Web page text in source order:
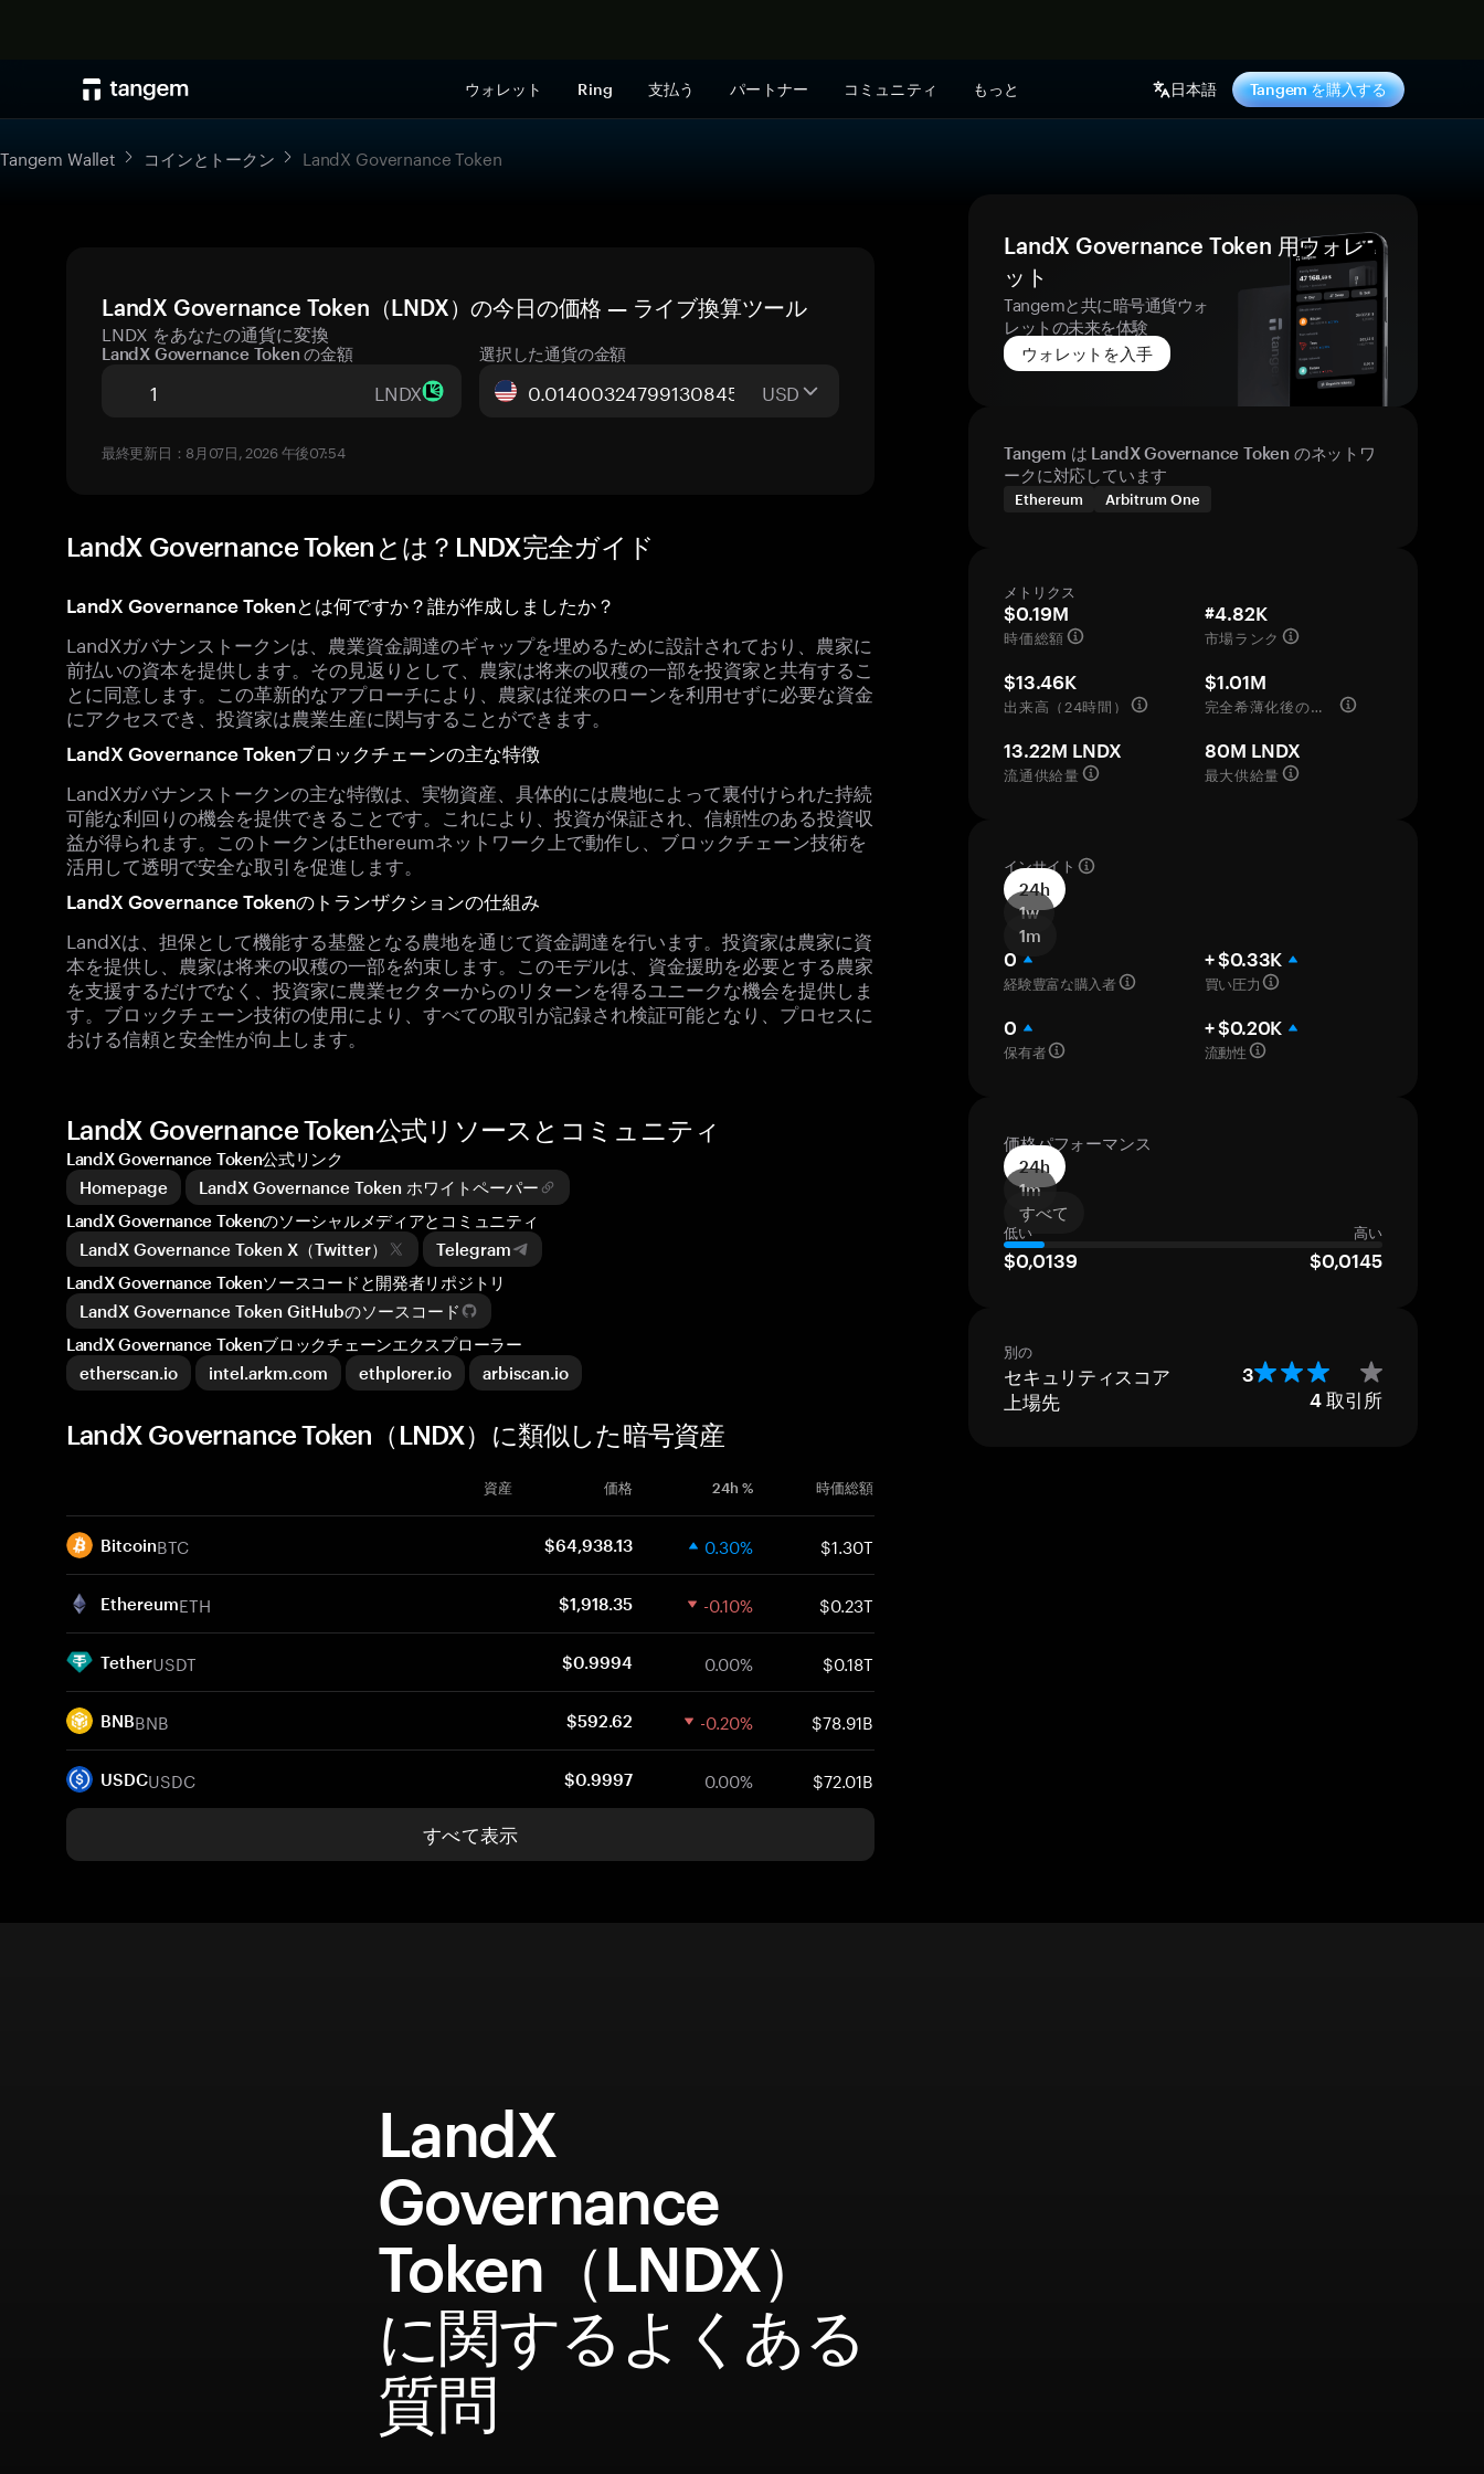
ウォレット Ring 支払う パートナー コミュニティ もっと 日本語 Tangem を購入する
Tangem Wallet コインとトークン LandX Governance Token
LandX Governance Token（LNDX）の今日の価格 — ライブ換算ツール
LNDX をあなたの通貨に変換
LandX Governance Token の金額
LNDX
選択した通貨の金額
USD
最終更新日：8月07日, 2026 午後07:54
LandX Governance Tokenとは？LNDX完全ガイド
LandX Governance Tokenとは何ですか？誰が作成しましたか？
LandXガバナンストークンは、農業資金調達のギャップを埋めるために設計されており、農家に
前払いの資本を提供します。その見返りとして、農家は将来の収穫の一部を投資家と共有するこ
とに同意します。この革新的なアプローチにより、農家は従来のローンを利用せずに必要な資金
にアクセスでき、投資家は農業生産に関与することができます。
LandX Governance Tokenブロックチェーンの主な特徴
LandXガバナンストークンの主な特徴は、実物資産、具体的には農地によって裏付けられた持続
可能な利回りの機会を提供できることです。これにより、投資が保証され、信頼性のある投資収
益が得られます。このトークンはEthereumネットワーク上で動作し、ブロックチェーン技術を
活用して透明で安全な取引を促進します。
LandX Governance Tokenのトランザクションの仕組み
LandXは、担保として機能する基盤となる農地を通じて資金調達を行います。投資家は農家に資
本を提供し、農家は将来の収穫の一部を約束します。このモデルは、資金援助を必要とする農家
を支援するだけでなく、投資家に農業セクターからのリターンを得るユニークな機会を提供しま
す。ブロックチェーン技術の使用により、すべての取引が記録され検証可能となり、プロセスに
おける信頼と安全性が向上します。
LandX Governance Token 用ウォレ
ット
Tangemと共に暗号通貨ウォ
レットの未来を体験
ウォレットを入手
Tangem は LandX Governance Token のネットワ
ークに対応しています
Ethereum Arbitrum One
メトリクス
$0.19M
時価総額
#4.82K
市場ランク
$13.46K
出来高（24時間）
$1.01M
完全希薄化後の評価額
13.22M LNDX
流通供給量
80M LNDX
最大供給量
インサイト
24h
1w
1m
0
経験豊富な購入者
+ $0.33K
買い圧力
0
保有者
+ $0.20K
流動性
価格パフォーマンス
24h
1m
すべて
低い 高い
$0,0139 $0,0145
別の
セキュリティスコア 3
上場先 4 取引所
LandX Governance Token公式リソースとコミュニティ
LandX Governance Token公式リンク
Homepage
LandX Governance Token ホワイトペーパー
LandX Governance Tokenのソーシャルメディアとコミュニティ
LandX Governance Token X（Twitter）
Telegram
LandX Governance Tokenソースコードと開発者リポジトリ
LandX Governance Token GitHubのソースコード
LandX Governance Tokenブロックチェーンエクスプローラー
etherscan.io
intel.arkm.com ethplorer.io arbiscan.io
LandX Governance Token（LNDX）に類似した暗号資産
資産 価格 24h % 時価総額
BitcoinBTC $64,938.13 0.30% $1.30T
EthereumETH $1,918.35 -0.10% $0.23T
TetherUSDT $0.9994 0.00% $0.18T
BNBBNB $592.62 -0.20% $78.91B
USDCUSDC $0.9997 0.00% $72.01B
すべて表示
LandX
Governance
Token（LNDX）
に関するよくある
質問